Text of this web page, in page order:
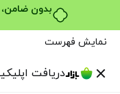
خرید قسطی
نمایش فهرست
دریافت